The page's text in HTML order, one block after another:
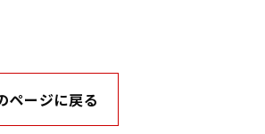
ページに戻る